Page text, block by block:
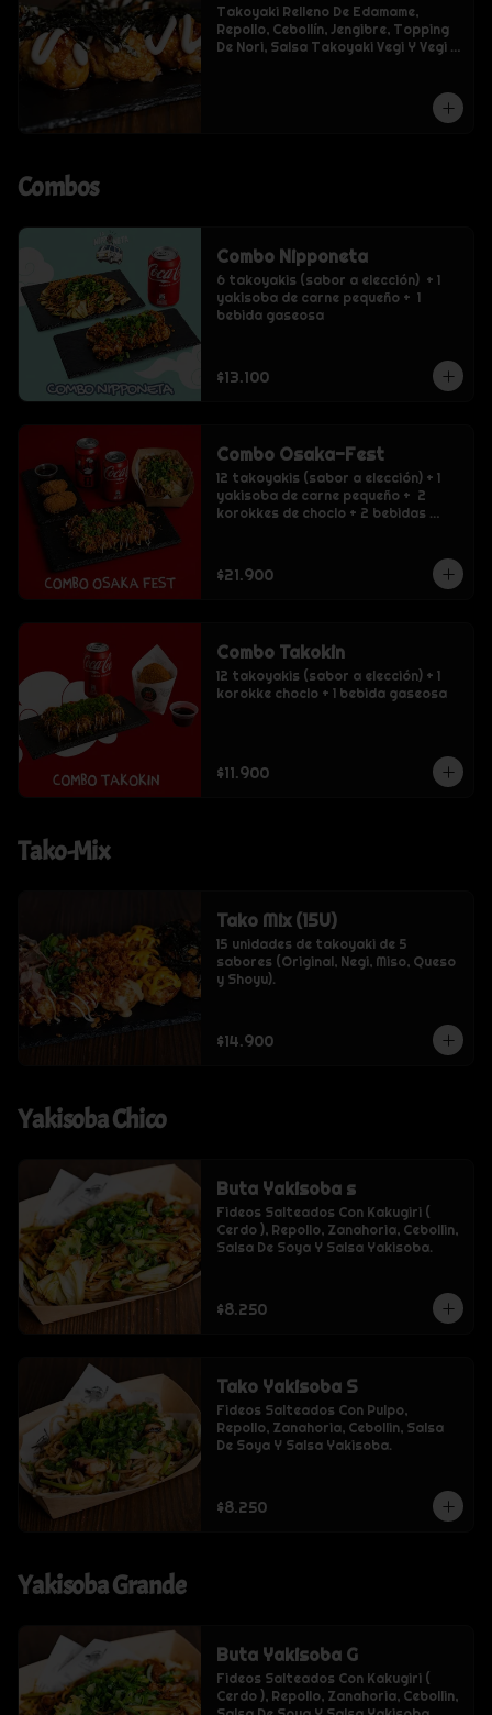
Takoyaki Relleno De Edamame,
Repollo, Cebollín, Jengibre, Topping
De Nori, Salsa Takoyaki Vegi Y Vegi
Combos
Combo Nipponeta
6 takoyakis (sabor a elección)  + 1
yakisoba de carne pequeño +  1
bebida gaseosa
$13.100
Combo Osaka-Fest
12 takoyakis (sabor a elección) + 1
yakisoba de carne pequeño +  2
korokkes de choclo + 2 bebidas
$21.900
Combo Takokin
12 takoyakis (sabor a elección) + 1
korokke choclo + 1 bebida gaseosa
$11.900
Tako-Mix
Tako Mix (15U)
15 unidades de takoyaki de 5
sabores (Original, Negi, Miso, Queso
y Shoyu).
$14.900
Yakisoba Chico
Buta Yakisoba s
Fideos Salteados Con Kakugiri (
Cerdo ), Repollo, Zanahoria, Cebollin,
Salsa De Soya Y Salsa Yakisoba.
$8.250
Tako Yakisoba S
Fideos Salteados Con Pulpo,
Repollo, Zanahoria, Cebollin, Salsa
De Soya Y Salsa Yakisoba.
$8.250
Yakisoba Grande
Buta Yakisoba G
Fideos Salteados Con Kakugiri (
Cerdo ), Repollo, Zanahoria, Cebollin,